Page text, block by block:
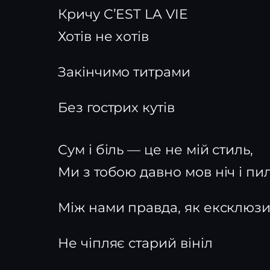
Кричу C’EST LA VIE
Хотів не хотів
Закінчимо титрами
Без гострих кутів
Сум і біль — це не мій стиль,
Ми з тобою давно мов ніч і
Між нами правда, як
Не чіпляє старий вініл